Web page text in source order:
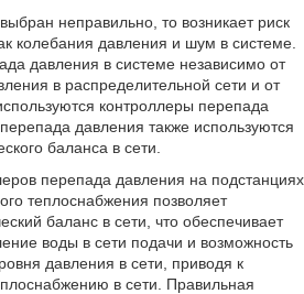
неправильно, то возникает риск
колебания давления и шум в системе.
давления в системе независимо от
в распределительной сети и от
контроллеры перепада
давления также используются
баланса в сети.
перепада давления на подстанциях
теплоснабжения позволяет
баланс в сети, что обеспечивает
воды в сети подачи и возможность
давления в сети, приводя к
в сети. Правильная